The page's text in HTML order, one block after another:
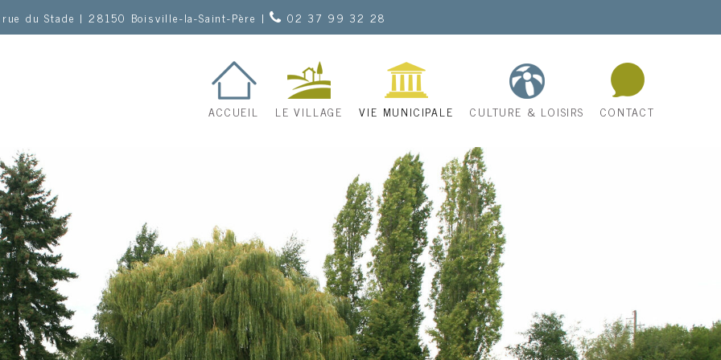
du Stade | 28150 Boisville-la-Saint-Père | 02 37 99 32 28
ACCUEIL LE VILLAGE VIE MUNICIPALE CULTURE & LOISIRS CONTACT